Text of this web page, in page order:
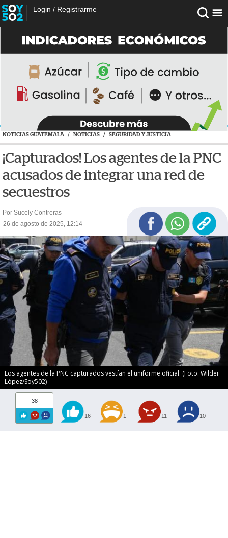
Login / Registrarme
NOTICIAS GUATEMALA / NOTICIAS / SEGURIDAD Y JUSTICIA
¡Capturados! Los agentes de la PNC
acusados de integrar una red de
secuestros
Por Sucely Contreras
26 de agosto de 2025, 12:14
Los agentes de la PNC capturados vestían el uniforme oficial. (Foto: Wilder
López/Soy502)
38
16 1 11 10